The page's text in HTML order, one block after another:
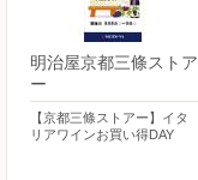
明治屋京都三條ストア
ー
【京都三條ストアー】イタ
リアワインお買い得DAY